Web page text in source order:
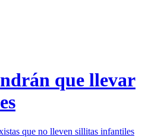
que llevar
que no lleven sillitas infantiles